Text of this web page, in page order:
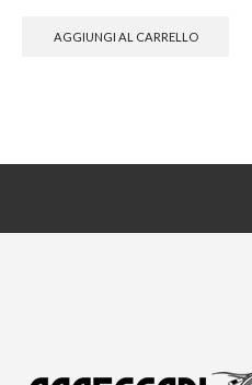
AGGIUNGI AL CARRELLO